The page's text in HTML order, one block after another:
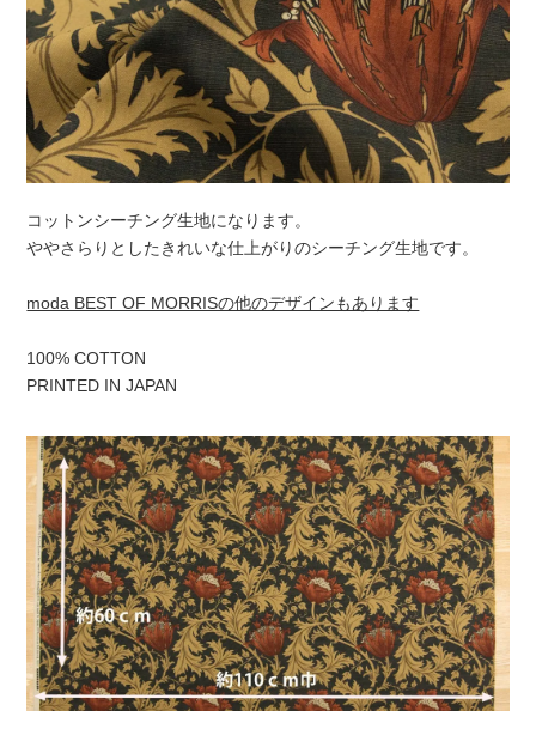
コットンシーチング生地になります。
ややさらりとしたきれいな仕上がりのシーチング生地です。
moda BEST OF MORRISの他のデザインもあります
100% COTTON
PRINTED IN JAPAN